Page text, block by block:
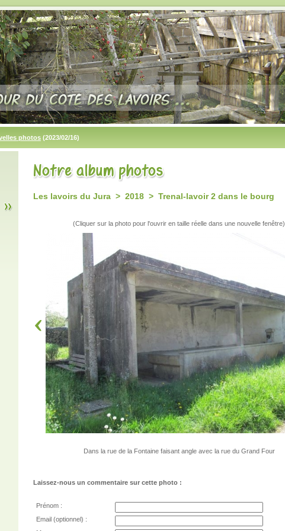
photos (2023/02/16)
Les lavoirs du Jura > 2018 > Trenal-lavoir 2 dans le bourg
(Cliquer sur la photo pour l'ouvrir en taille réelle dans une nouvelle fenêtre)
Dans la rue de la Fontaine faisant angle avec la rue du Grand Four
Laissez-nous un commentaire sur cette photo :
Prénom :
Email (optionnel) :